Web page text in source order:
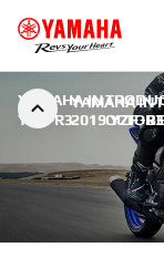
YAMAHA
2019 YZF-R3
YAMAHA
YZF-R3. |